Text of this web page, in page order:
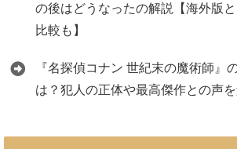
の後はどうなったの解説【海外版
比較も】
『名探偵コナン 世紀末の魔術師』
は？犯人の正体や最高傑作との声